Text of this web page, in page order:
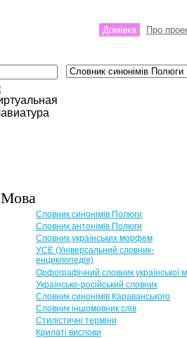
Домівка Про
Мова
Словник синонімів Полюги
Словник антонімів Полюги
Словник українських морфем
УСЕ (Універсальний словник-
енциклопедія)
Орфографічний словник української
Українсько-російський словник
Словник синонімів Караванського
Словник іншомовник слів
Стилістичні терміни
Крилаті вислови